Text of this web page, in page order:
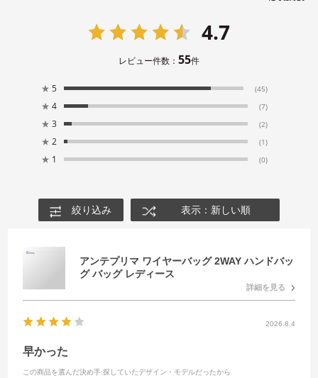
4.7
レビュー件数： 55件
★ 5 (45)
★ 4 (7)
★ 3 (2)
★ 2 (1)
★ 1 (0)
絞り込み 表示：新しい順
アンテプリマ ワイヤーバッグ 2WAY ハンドバッ
グ バッグ レディース
詳細を見る
2026.8.4
早かった
この商品を選んだ決め手:探していたデザイン・モデルだったから